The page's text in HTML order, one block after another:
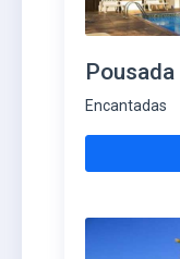
Encantadas